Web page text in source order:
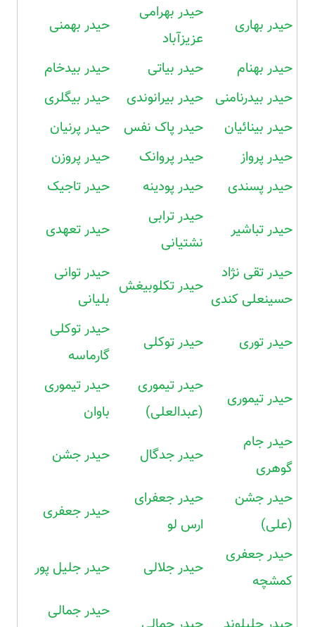
حیدر بهاری
حیدر بهرامی
عزیزآباد
حیدر بهمنی
حیدر بهنام حیدر بیاتی
حیدر بیدخام
حیدر بیدرنامنی حیدر بیرانوندی
حیدر بیگلری
حیدر بینائیان
حیدر پاک نفس
حیدر پرنیان
حیدر پرواز
حیدر پروانک
حیدر پروزن
حیدر پسندی
حیدر پودینه حیدر تاجیک
حیدر تباشیر
حیدر ترابی
نشتیانی
حیدر تعهدی
حیدر تقی نژاد
حسینعلی کندی
حیدر تکلوبیغش
حیدر توانی
بلیانی
حیدر توری حیدر توکلی
حیدر توکلی
گارماسه
حیدر تیموری
حیدر تیموری
(عبدالعلی)
حیدر تیموری
باوان
حیدر جام
گوهری
حیدر جدگال حیدر جشن
حیدر جشن
(علی)
حیدر جعفرای
ارس لو
حیدر جعفری
حیدر جعفری
کمشچه
حیدر جلالی حیدر جلیل پور
حیدر جمالی